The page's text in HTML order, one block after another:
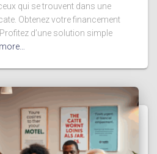
qui se trouvent dans une
Obtenez votre financement
d’une solution simple